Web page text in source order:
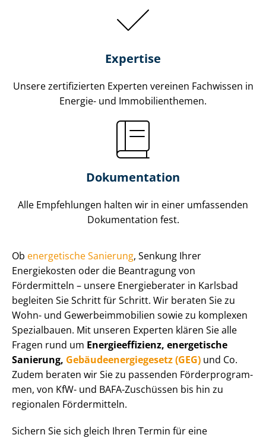
Expertise
Unsere zertifizierten Experten vereinen Fachwissen in
Energie- und Im­mo­bi­li­en­the­men.
Dokumentation
Alle Empfehlungen halten wir in einer umfassenden
Dokumentation fest.
Ob energetische Sanierung, Senkung Ihrer
Energiekosten oder die Beantragung von
Fördermitteln – unsere Energieberater in Karlsbad
begleiten Sie Schritt für Schritt. Wir beraten Sie zu
Wohn- und Ge­wer­be­im­mo­bi­li­en sowie zu komplexen
Spezialbauen. Mit unseren Experten klären Sie alle
Fragen rund um En­er­gie­ef­fi­zi­enz, energetische
Sanierung, Ge­bäu­de­en­er­gie­ge­setz (GEG) und Co.
Zudem beraten wir Sie zu passenden För­der­pro­gram­
men, von KfW- und BAFA-Zuschüssen bis hin zu
regionalen Fördermitteln.
Sichern Sie sich gleich Ihren Termin für eine